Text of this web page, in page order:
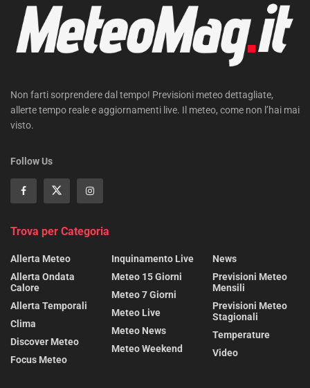
Non farti sorprendere dal tempo! Previsioni meteo dettagliate,
allerte tempo reale e aggiornamenti live. Il meteo, come non l’hai mai
visto.
Follow Us
Trova per Categoria
Allerta Meteo
Allerta Ondata
Calore
Allerta Temporali
Clima
Discover Meteo
Focus Meteo
Inquinamento Live
Meteo 15 Giorni
Meteo 7 Giorni
Meteo Live
Meteo News
Meteo Weekend
News
Previsioni Meteo
Mensili
Previsioni Meteo
Stagionali
Temperature
Video